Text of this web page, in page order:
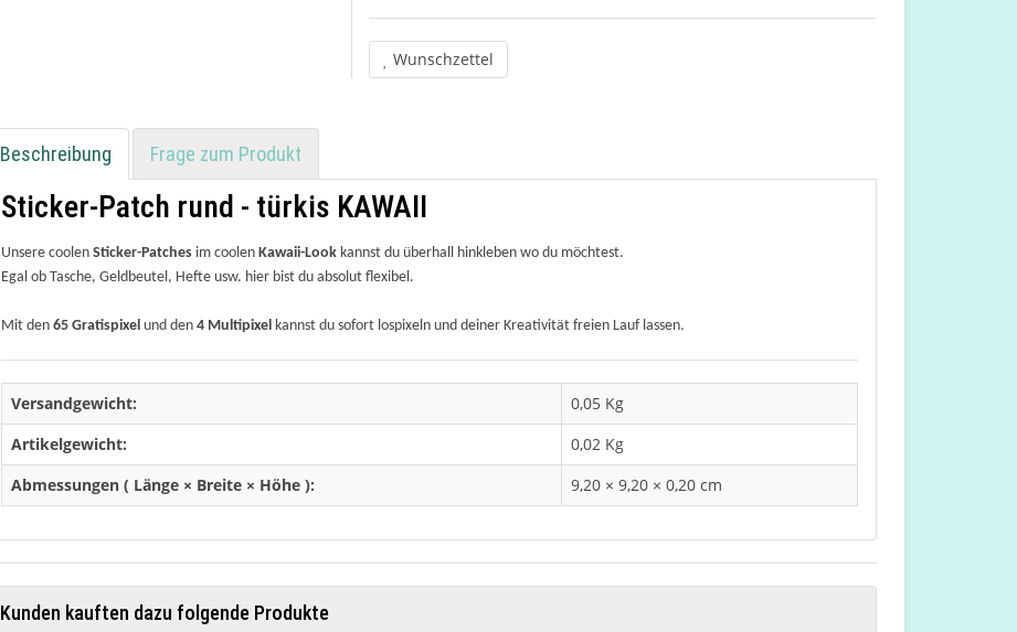
Wunschzettel
Beschreibung Frage zum Produkt
Sticker-Patch rund - türkis KAWAII
Unsere coolen Sticker-Patches im coolen Kawaii-Look kannst du überhall hinkleben wo du möchtest.
Egal ob Tasche, Geldbeutel, Hefte usw. hier bist du absolut flexibel.
Mit den 65 Gratispixel und den 4 Multipixel kannst du sofort lospixeln und deiner Kreativität freien Lauf lassen.
Versandgewicht:
0,05 Kg
Artikelgewicht:
0,02 Kg
Abmessungen ( Länge × Breite × Höhe ):
9,20 × 9,20 × 0,20 cm
Kunden kauften dazu folgende Produkte